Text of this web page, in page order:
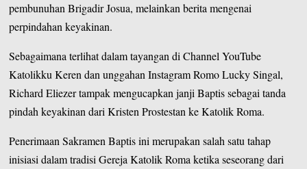
pembunuhan Brigadir Josua, melainkan berita mengenai
perpindahan keyakinan.
Sebagaimana terlihat dalam tayangan di Channel YouTube
Katolikku Keren dan unggahan Instagram Romo Lucky Singal,
Richard Eliezer tampak mengucapkan janji Baptis sebagai tanda
pindah keyakinan dari Kristen Prostestan ke Katolik Roma.
Penerimaan Sakramen Baptis ini merupakan salah satu tahap
inisiasi dalam tradisi Gereja Katolik Roma ketika seseorang dari